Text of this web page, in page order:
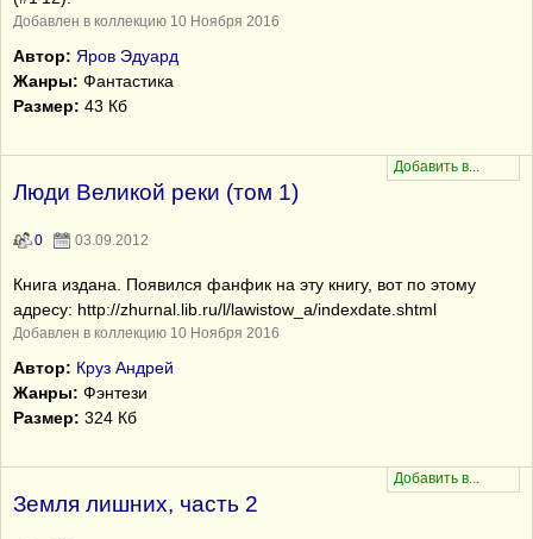
Добавлен в коллекцию 10 Ноября 2016
Автор: Яров Эдуард
Жанры: Фантастика
Размер: 43 Кб
Люди Великой реки (том 1)
0 03.09.2012
Книга издана. Появился фанфик на эту книгу, вот по этому
адресу: http://zhurnal.lib.ru/l/lawistow_a/indexdate.shtml
Добавлен в коллекцию 10 Ноября 2016
Автор: Круз Андрей
Жанры: Фэнтези
Размер: 324 Кб
Земля лишних, часть 2